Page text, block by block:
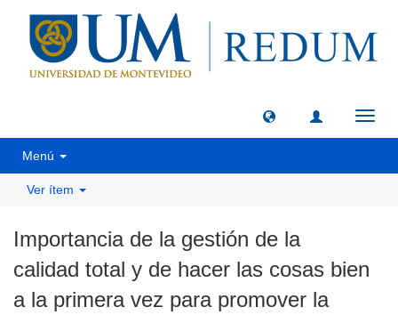
Menú
Ver ítem
Importancia de la gestión de la
calidad total y de hacer las cosas bien
a la primera vez para promover la